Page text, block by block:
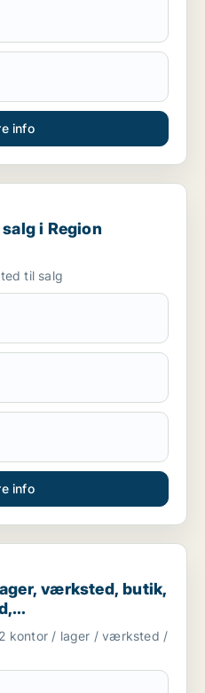
info
Sjælland
i Region
til salg
info
butik, klinik,
værksted, butik,
hotel,
garage til salg i
kontor / lager / værksted /